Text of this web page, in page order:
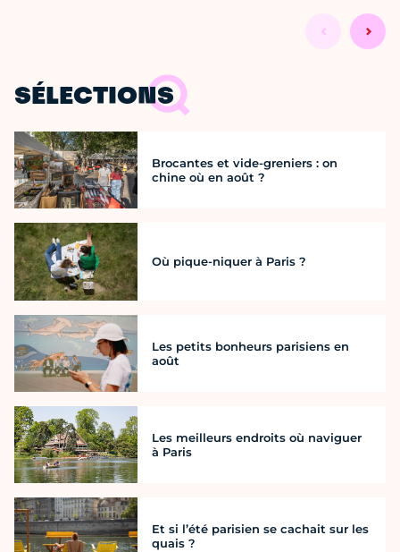
SÉLECTIONS
Brocantes et vide-greniers : on
chine où en août ?
Où pique-niquer à Paris ?
Les petits bonheurs parisiens en
août
Les meilleurs endroits où naviguer
à Paris
Et si l’été parisien se cachait sur les
quais ?